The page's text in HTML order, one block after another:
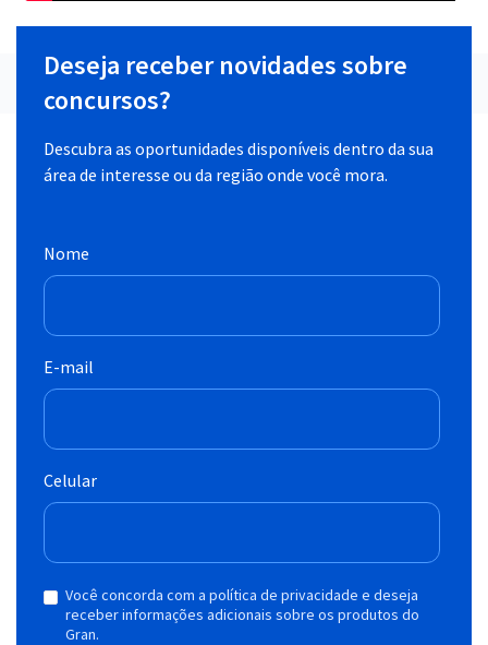
Deseja receber novidades sobre
concursos?
Descubra as oportunidades disponíveis dentro da sua
área de interesse ou da região onde você mora.
Nome
E-mail
Celular
Você concorda com a política de privacidade e deseja
receber informações adicionais sobre os produtos do
Gran.